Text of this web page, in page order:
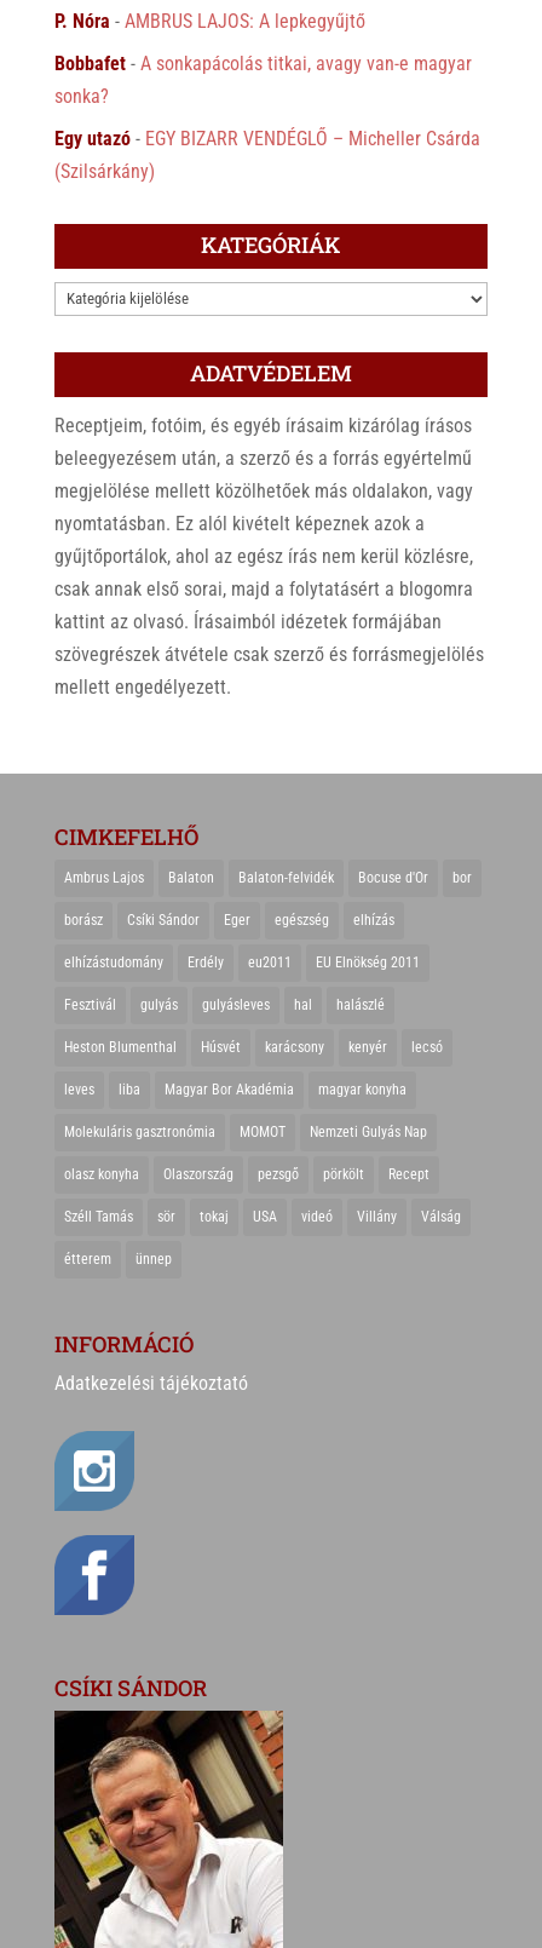
P. Nóra - AMBRUS LAJOS: A lepkegyűjtő
Bobbafet- A sonkapácolás titkai, avagy van-e magyar
sonka?
Egy utazó- EGY BIZARR VENDÉGLŐ – Micheller Csárda
(Szilsárkány)
KATEGÓRIÁK
KATEGÓRIÁK
ADATVÉDELEM
Receptjeim, fotóim, és egyéb írásaim kizárólag írásos
beleegyezésem után, a szerző és a forrás egyértelmű
megjelölése mellett közölhetőek más oldalakon, vagy
nyomtatásban. Ez alól kivételt képeznek azok a
gyűjtőportálok, ahol az egész írás nem kerül közlésre,
csak annak első sorai, majd a folytatásért a blogomra
kattint az olvasó. Írásaimból idézetek formájában
szövegrészek átvétele csak szerző és forrásmegjelölés
mellett engedélyezett.
CIMKEFELHŐ
Ambrus Lajos Balaton Balaton-felvidék Bocuse d'Or bor
borász Csíki Sándor Eger egészség elhízás
elhízástudomány Erdély eu2011 EU Elnökség 2011
Fesztivál gulyás gulyásleves hal halászlé
Heston Blumenthal Húsvét karácsony kenyér lecsó
leves liba Magyar Bor Akadémia magyar konyha
Molekuláris gasztronómia MOMOT Nemzeti Gulyás Nap
olasz konyha Olaszország pezsgő pörkölt Recept
Széll Tamás sör tokaj USA videó Villány Válság
étterem ünnep
INFORMÁCIÓ
Adatkezelési tájékoztató
CSÍKI SÁNDOR